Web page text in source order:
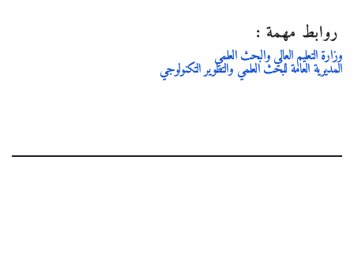
روابط مهمة :
وزارة التعليم العالي والبحث العلمي
المديرية العامة للبحث العلمي والتطوير التكنولوجي